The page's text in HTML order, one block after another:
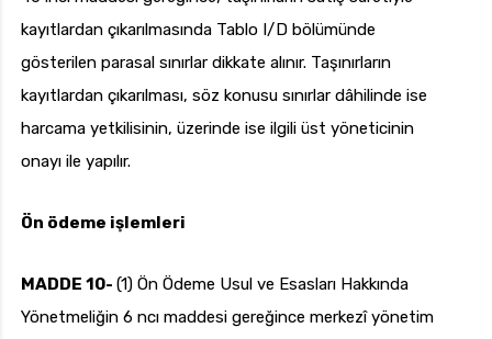
kayıtlardan çıkarılmasında Tablo I/D bölümünde
gösterilen parasal sınırlar dikkate alınır. Taşınırların
kayıtlardan çıkarılması, söz konusu sınırlar dâhilinde ise
harcama yetkilisinin, üzerinde ise ilgili üst yöneticinin
onayı ile yapılır.
Ön ödeme işlemleri
MADDE 10- (1) Ön Ödeme Usul ve Esasları Hakkında
Yönetmeliğin 6 ncı maddesi gereğince merkezî yönetim